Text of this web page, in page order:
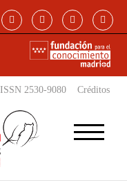
ISSN 2530-9080 Créditos